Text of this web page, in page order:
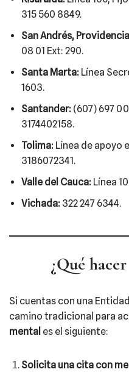
315 560 8849.
San Andrés,
08 01 Ext: 290.
Santa Marta: Línea
1603.
Santander: (607) 697 00
3174402158.
Tolima: Línea de apoyo
3186072341.
Valle del Cauca: Línea
Vichada: 322 247 6344.
¿Qué
Si cuentas con una
camino tradicional para
mental es el siguiente:
Solicita una cita con